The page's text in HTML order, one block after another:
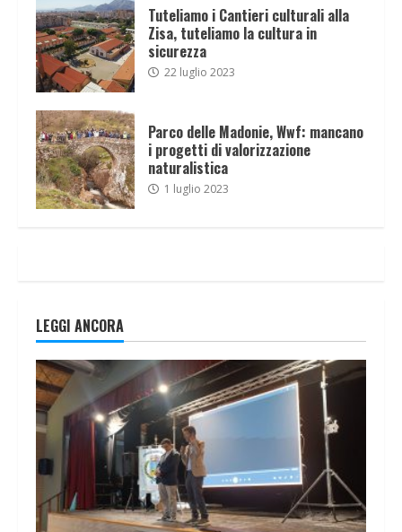
Tuteliamo i Cantieri culturali alla
Zisa, tuteliamo la cultura in
sicurezza
22 luglio 2023
Parco delle Madonie, Wwf: mancano
i progetti di valorizzazione
naturalistica
1 luglio 2023
LEGGI ANCORA